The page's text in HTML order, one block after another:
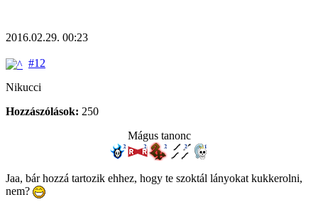
2016.02.29. 00:23
#12
Nikucci
Hozzászólások: 250
Mágus tanonc
Jaa, bár hozzá tartozik ehhez, hogy te szoktál lányokat kukkerolni,
nem?